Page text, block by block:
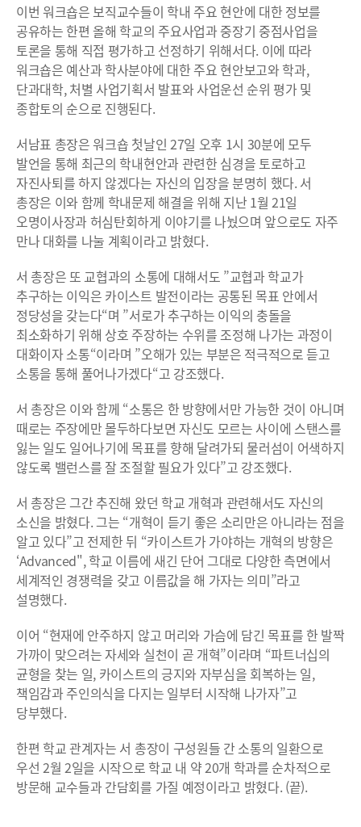
이번 워크숍은 보직교수들이 학내 주요 현안에 대한 정보를
공유하는 한편 올해 학교의 주요사업과 중장기 중점사업을
토론을 통해 직접 평가하고 선정하기 위해서다. 이에 따라
워크숍은 예산과 학사분야에 대한 주요 현안보고와 학과,
단과대학, 처별 사업기획서 발표와 사업운선 순위 평가 및
종합토의 순으로 진행된다.
서남표 총장은 워크숍 첫날인 27일 오후 1시 30분에 모두
발언을 통해 최근의 학내현안과 관련한 심경을 토로하고
자진사퇴를 하지 않겠다는 자신의 입장을 분명히 했다. 서
총장은 이와 함께 학내문제 해결을 위해 지난 1월 21일
오명이사장과 허심탄회하게 이야기를 나눴으며 앞으로도 자주
만나 대화를 나눌 계획이라고 밝혔다.
서 총장은 또 교협과의 소통에 대해서도 ”교협과 학교가
추구하는 이익은 카이스트 발전이라는 공통된 목표 안에서
정당성을 갖는다“며 ”서로가 추구하는 이익의 충돌을
최소화하기 위해 상호 주장하는 수위를 조정해 나가는 과정이
대화이자 소통“이라며 ”오해가 있는 부분은 적극적으로 듣고
소통을 통해 풀어나가겠다“고 강조했다.
서 총장은 이와 함께 “소통은 한 방향에서만 가능한 것이 아니며
때로는 주장에만 몰두하다보면 자신도 모르는 사이에 스탠스를
잃는 일도 일어나기에 목표를 향해 달려가되 물러섬이 어색하지
않도록 밸런스를 잘 조절할 필요가 있다”고 강조했다.
서 총장은 그간 추진해 왔던 학교 개혁과 관련해서도 자신의
소신을 밝혔다. 그는 “개혁이 듣기 좋은 소리만은 아니라는 점을
알고 있다”고 전제한 뒤 “카이스트가 가야하는 개혁의 방향은
‘Advanced", 학교 이름에 새긴 단어 그대로 다양한 측면에서
세계적인 경쟁력을 갖고 이름값을 해 가자는 의미”라고
설명했다.
이어 “현재에 안주하지 않고 머리와 가슴에 담긴 목표를 한 발짝
가까이 맞으려는 자세와 실천이 곧 개혁”이라며 “파트너십의
균형을 찾는 일, 카이스트의 긍지와 자부심을 회복하는 일,
책임감과 주인의식을 다지는 일부터 시작해 나가자”고
당부했다.
한편 학교 관계자는 서 총장이 구성원들 간 소통의 일환으로
우선 2월 2일을 시작으로 학교 내 약 20개 학과를 순차적으로
방문해 교수들과 간담회를 가질 예정이라고 밝혔다. (끝).